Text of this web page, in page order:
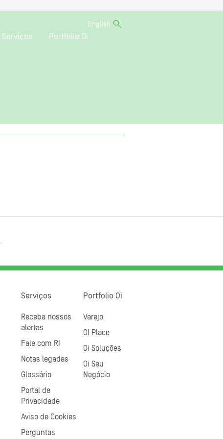
English
Serviços Portfolio Oi
Serviços
Receba nossos
alertas
Fale com RI
Notas legadas
Glossário
Portal de
Privacidade
Aviso de Cookies
Perguntas
Portfolio Oi
Varejo
OI Place
Oi Soluções
Oi Seu
Negócio